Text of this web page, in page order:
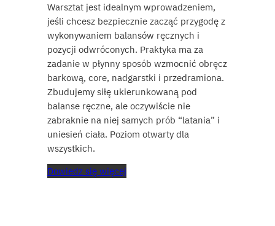
Warsztat jest idealnym wprowadzeniem,
jeśli chcesz bezpiecznie zacząć przygodę z
wykonywaniem balansów ręcznych i
pozycji odwróconych. Praktyka ma za
zadanie w płynny sposób wzmocnić obręcz
barkową, core, nadgarstki i przedramiona.
Zbudujemy siłę ukierunkowaną pod
balanse ręczne, ale oczywiście nie
zabraknie na niej samych prób “latania” i
uniesień ciała. Poziom otwarty dla
wszystkich.
Dowiedz się więcej